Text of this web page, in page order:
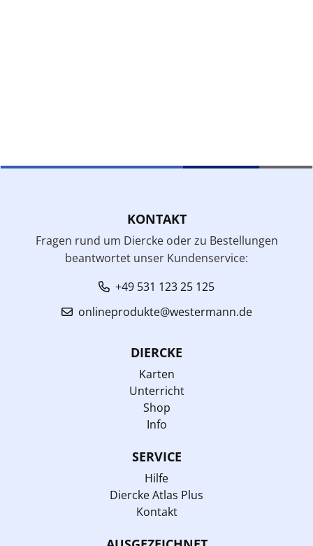
KONTAKT
Fragen rund um Diercke oder zu Bestellungen
beantwortet unser Kundenservice:
+49 531 123 25 125
onlineprodukte@westermann.de
DIERCKE
Karten
Unterricht
Shop
Info
SERVICE
Hilfe
Diercke Atlas Plus
Kontakt